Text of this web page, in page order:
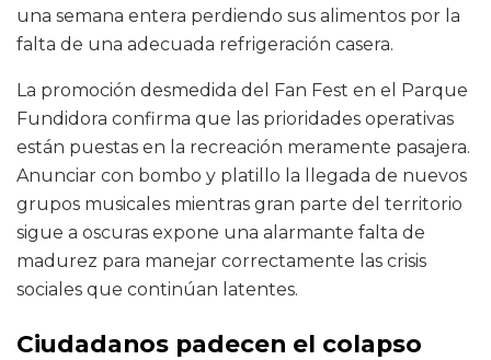
una semana entera perdiendo sus alimentos por la
falta de una adecuada refrigeración casera.
La promoción desmedida del Fan Fest en el Parque
Fundidora confirma que las prioridades operativas
están puestas en la recreación meramente pasajera.
Anunciar con bombo y platillo la llegada de nuevos
grupos musicales mientras gran parte del territorio
sigue a oscuras expone una alarmante falta de
madurez para manejar correctamente las crisis
sociales que continúan latentes.
Ciudadanos padecen el colapso